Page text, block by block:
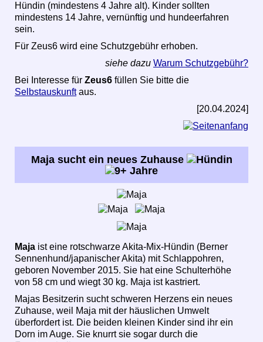
Hündin (mindestens 4 Jahre alt). Kinder sollten
mindestens 14 Jahre, vernünftig und hundeerfahren
sein.
Für Zeus6 wird eine Schutzgebühr erhoben.
siehe dazu Warum Schutzgebühr?
Bei Interesse für Zeus6 füllen Sie bitte die
Selbstauskunftaus.
[20.04.2024]
Maja sucht ein neues Zuhause
Maja ist eine rotschwarze Akita-Mix-Hündin (Berner
Sennenhund/japanischer Akita) mit Schlappohren,
geboren November 2015. Sie hat eine Schulterhöhe
von 58 cm und wiegt 30 kg. Maja ist kastriert.
Majas Besitzerin sucht schweren Herzens ein neues
Zuhause, weil Maja mit der häuslichen Umwelt
überfordert ist. Die beiden kleinen Kinder sind ihr ein
Dorn im Auge. Sie knurrt sie sogar durch die